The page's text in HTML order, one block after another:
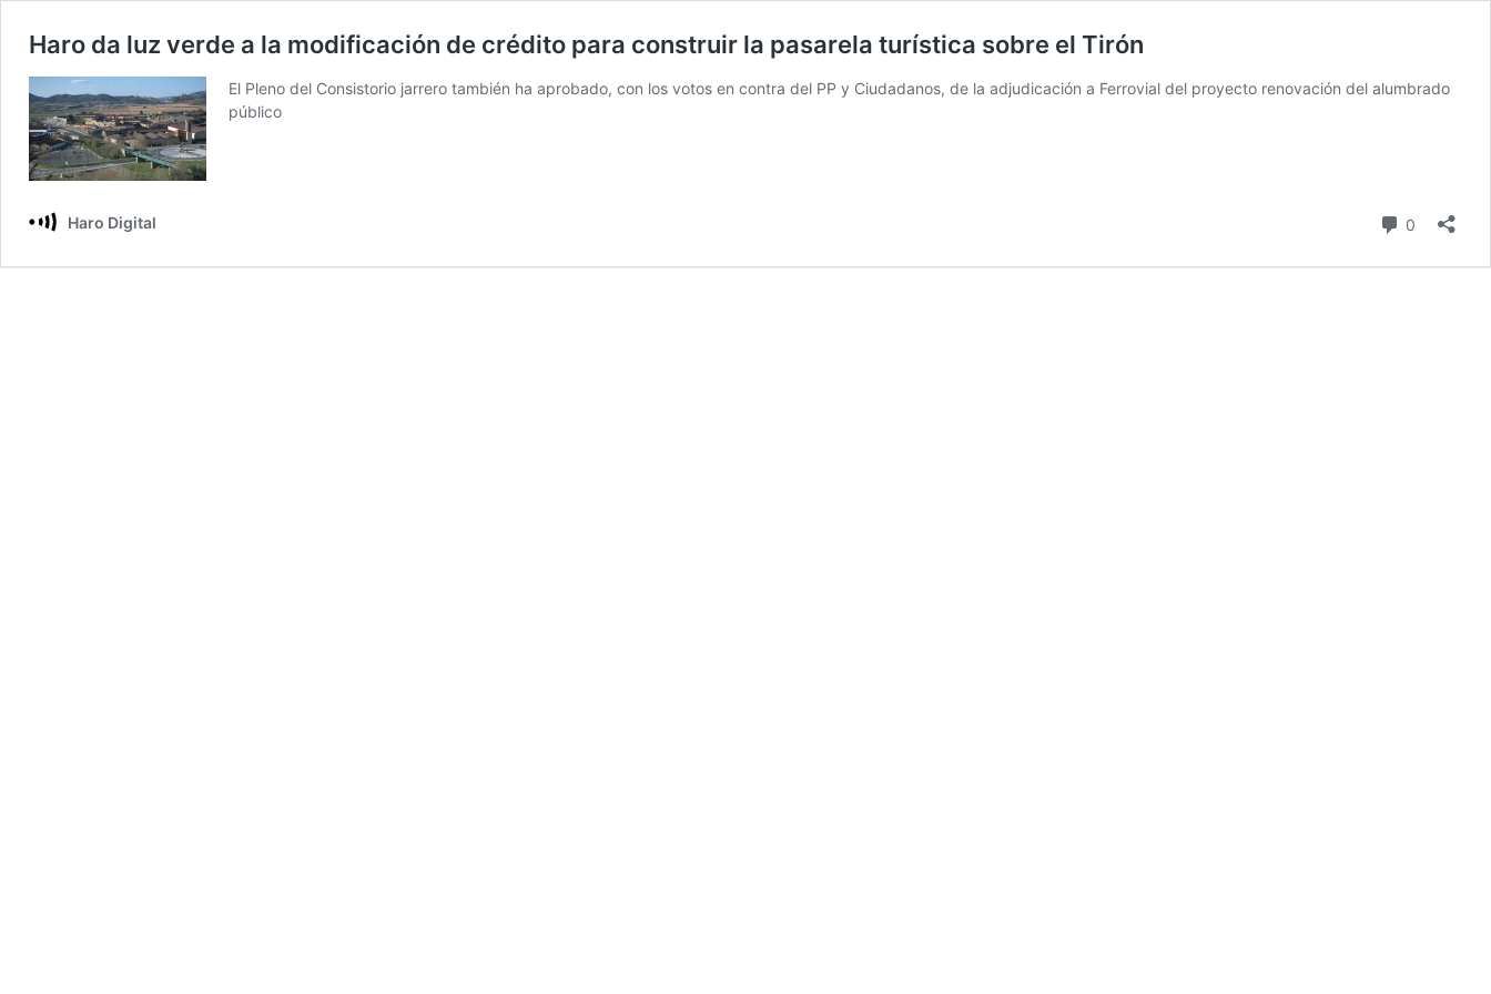
Haro da luz verde a la modificación de crédito para construir la pasarela turística sobre el Tirón
El Pleno del Consistorio jarrero también ha aprobado, con los votos en contra del PP y Ciudadanos, de la adjudicación a Ferrovial del proyecto renovación del alumbrado
público
Haro Digital 0